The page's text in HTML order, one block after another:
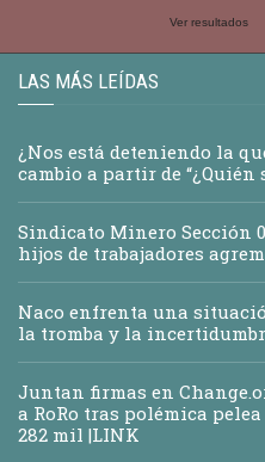
Ver resultados
LAS MÁS LEÍDAS
¿Nos está deteniendo la
cambio a partir de “¿Quién
Sindicato Minero Sección
hijos de trabajadores
Naco enfrenta una
la tromba y la
Juntan firmas en
a RoRo tras polémica
282 mil |LINK